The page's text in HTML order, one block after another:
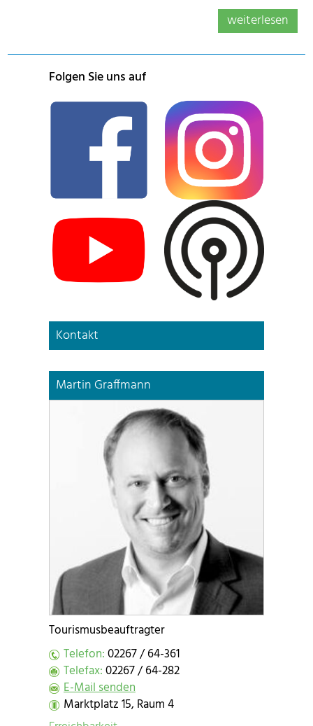
weiterlesen
Folgen Sie uns auf
Kontakt
Martin Graffmann
Tourismusbeauftragter
Telefon:02267 / 64-361
Telefax:02267 / 64-282
E-Mail senden
Marktplatz 15, Raum 4